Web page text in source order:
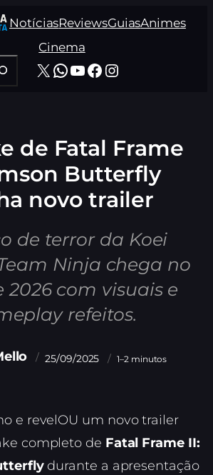
NotíciasReviewsGuiasAnimes
Cinema
X WhatsApp
Youtube
Facebook
Instagram
de Fatal Frame
Butterfly
novo trailer
de terror da Koei
Ninja chega no
2026 com visuais e
refeitos.
25/09/2025 1–2 minutos
e revelOU um novo trailer
completo de Fatal Frame II:
durante a apresentação